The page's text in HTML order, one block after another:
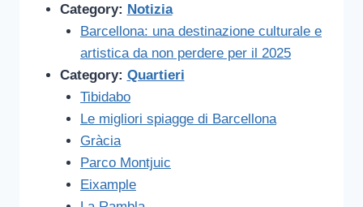
Category: Notizia
Barcellona: una destinazione culturale e
artistica da non perdere per il 2025
Category: Quartieri
Tibidabo
Le migliori spiagge di Barcellona
Gràcia
Parco Montjuic
Eixample